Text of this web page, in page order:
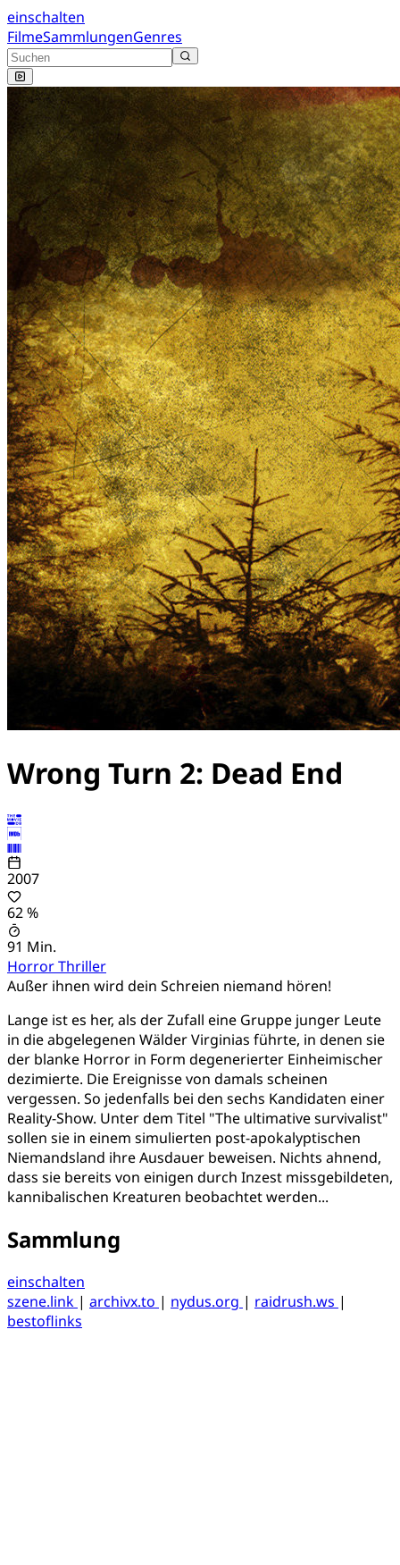
einschalten
FilmeSammlungenGenres
Wrong Turn 2: Dead End
2007
62 %
91 Min.
HorrorThriller
Außer ihnen wird dein Schreien niemand hören!
Lange ist es her, als der Zufall eine Gruppe junger Leute
in die abgelegenen Wälder Virginias führte, in denen sie
der blanke Horror in Form degenerierter Einheimischer
dezimierte. Die Ereignisse von damals scheinen
vergessen. So jedenfalls bei den sechs Kandidaten einer
Reality-Show. Unter dem Titel "The ultimative survivalist"
sollen sie in einem simulierten post-apokalyptischen
Niemandsland ihre Ausdauer beweisen. Nichts ahnend,
dass sie bereits von einigen durch Inzest missgebildeten,
kannibalischen Kreaturen beobachtet werden...
Sammlung
einschalten
szene.link | archivx.to | nydus.org | raidrush.ws |
bestoflinks